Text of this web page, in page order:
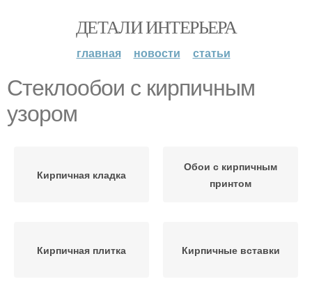
ДЕТАЛИ ИНТЕРЬЕРА
главная новости статьи
Стеклообои с кирпичным
узором
Кирпичная кладка
Обои с кирпичным
принтом
Кирпичная плитка Кирпичные вставки